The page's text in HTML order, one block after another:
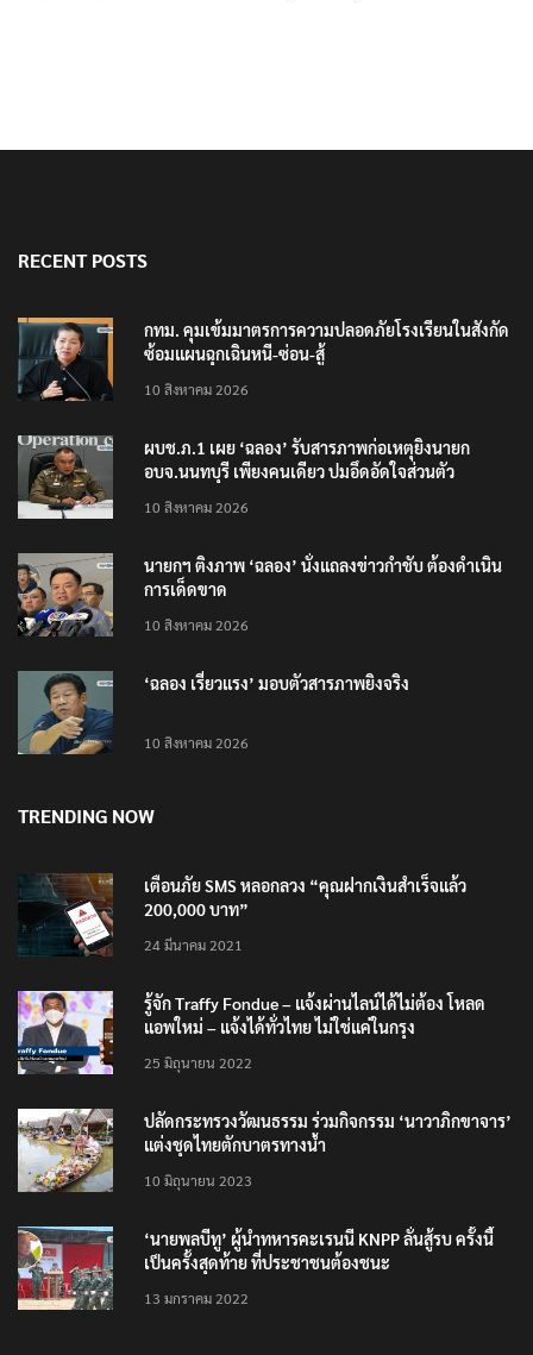
RECENT POSTS
กทม. คุมเข้มมาตรการความปลอดภัยโรงเรียนในสังกัด
ซ้อมแผนฉุกเฉินหนี-ซ่อน-สู้
10 สิงหาคม 2026
ผบช.ภ.1 เผย ‘ฉลอง’ รับสารภาพก่อเหตุยิงนายก
อบจ.นนทบุรี เพียงคนเดียว ปมอึดอัดใจส่วนตัว
10 สิงหาคม 2026
นายกฯ ติงภาพ ‘ฉลอง’ นั่งแถลงข่าวกำชับ ต้องดำเนิน
การเด็ดขาด
10 สิงหาคม 2026
‘ฉลอง เรี่ยวแรง’ มอบตัวสารภาพยิงจริง
10 สิงหาคม 2026
TRENDING NOW
เตือนภัย SMS หลอกลวง “คุณฝากเงินสำเร็จแล้ว
200,000 บาท”
24 มีนาคม 2021
รู้จัก Traffy Fondue – แจ้งผ่านไลน์ได้ไม่ต้อง โหลด
แอพใหม่ – แจ้งได้ทั่วไทย ไม่ใช่แค่ในกรุง
25 มิถุนายน 2022
ปลัดกระทรวงวัฒนธรรม ร่วมกิจกรรม ‘นาวาภิกขาจาร’
แต่งชุดไทยตักบาตรทางน้ำ
10 มิถุนายน 2023
‘นายพลบีทู’ ผู้นำทหารคะเรนนี KNPP ลั่นสู้รบ ครั้งนี้
เป็นครั้งสุดท้าย ที่ประชาชนต้องชนะ
13 มกราคม 2022